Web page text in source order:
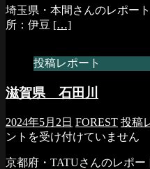
埼玉県・本間さんのレポー
所：伊豆 […]
投稿レポート
滋賀県 石田川
2024年5月2日 FOREST 投稿
ントを受け付けていません
京都府・TATUさんのレポ